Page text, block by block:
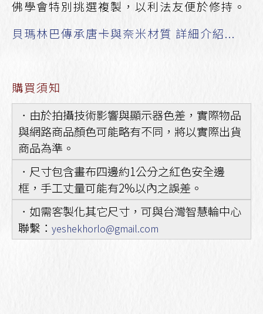
佛學會特別挑選複製，以利法友便於修持。
貝瑪林巴傳承唐卡與奈米材質 詳細介紹...
購買須知
．由於拍攝技術影響與顯示器色差，實際物品
與網路商品顏色可能略有不同，將以實際出貨
商品為準。
．尺寸包含畫布四邊約1公分之紅色安全邊
框，手工丈量可能有2%以內之誤差。
．如需客製化其它尺寸，可與台灣智慧輪中心
聯繫： yeshekhorlo@gmail.com